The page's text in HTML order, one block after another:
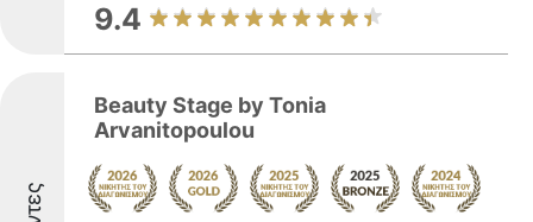
9.4
Beauty Stage by Tonia
Arvanitopoulou